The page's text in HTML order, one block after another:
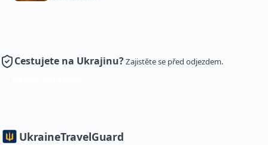
Cestujete na Ukrajinu?Zajistěte se před odjezdem.
UkraineTravelGuard